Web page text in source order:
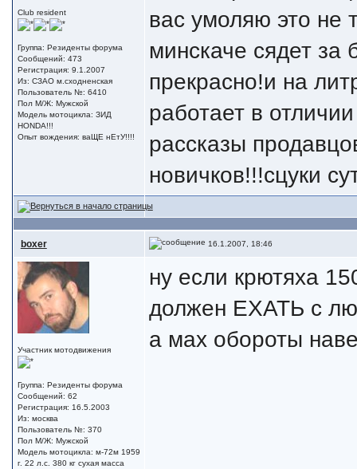
Club resident
Группа: Резиденты форума
Сообщений: 473
Регистрация: 9.1.2007
Из: СЗАО м.сходненская
Пользователь №: 6410
Пол М/Ж: Мужской
Модель мотоцикла: ЗИД
HONDA!!!
Опыт вождения: ваЩЕ нЕтУ!!!!
вас умоляю это не
минскаче сядет за
прекрасно!и на
работает в
рассказы
новичков!!!сцуки
boxer 16.1.2007, 18:46
Участник мотодвижения
Группа: Резиденты форума
Сообщений: 62
Регистрация: 16.5.2003
Из: москва
Пользователь №: 370
Пол М/Ж: Мужской
Модель мотоцикла: м-72м 1959
г. 22 л.с. 380 кг сухая масса
ну если крютяха
должен ЕХАТЬ с
а мах обороты